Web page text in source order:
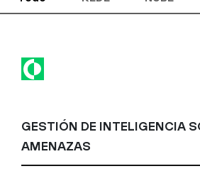
GESTIÓN DE INTELIGENCIA
AMENAZAS